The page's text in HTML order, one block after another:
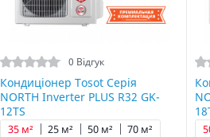
0 Відгук
Кондиціонер Tosot Серія
NORTH Inverter PLUS R32 GK-
12TS
25 м²
35 м² 50 м² 70 м²